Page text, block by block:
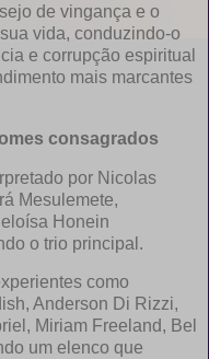
de vingança e o
vida, conduzindo-o
e corrupção espiritual
mais marcantes
consagrados
por Nicolas
Mesulemete,
Honein
o trio principal.
como
Anderson Di Rizzi,
Miriam Freeland, Bel
um elenco que